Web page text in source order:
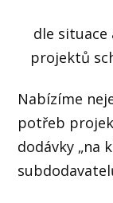
dle
projektů
Nabízíme
potřeb
dodávky „na